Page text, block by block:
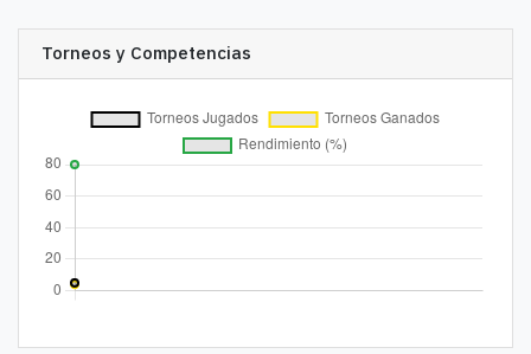
Torneos y Competencias